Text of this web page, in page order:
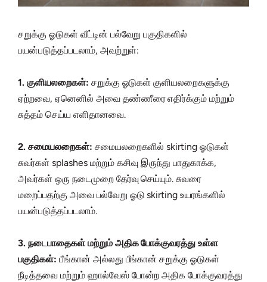
சறுக்கு ஓடுகள் வீட்டின் பல்வேறு பகுதிகளில்
பயன்படுத்தப்படலாம், அவற்றுள்:
1. குளியலறைகள்: சறுக்கு ஓடுகள் குளியலறைகளுக்கு
ஏற்றவை, ஏனெனில் அவை தண்ணீரை எதிர்க்கும் மற்றும்
சுத்தம் செய்ய எளிதானவை.
2. சமையலறைகள்: சமையலறைகளில் skirting ஓடுகள்
சுவர்கள் splashes மற்றும் கசிவு இருந்து பாதுகாக்க,
அவர்கள் ஒரு நடைமுறை தேர்வு செய்யும். சுவரை
மறைப்பதற்கு அவை பல்வேறு ஓடு skirting உயரங்களில்
பயன்படுத்தப்படலாம்.
3. நடைபாதைகள் மற்றும் அதிக போக்குவரத்து உள்ள
பகுதிகள்: பீங்கான் அல்லது பீங்கான் சறுக்கு ஓடுகள்
நீடித்தவை மற்றும் ஹால்வேஸ் போன்ற அதிக போக்குவரத்து